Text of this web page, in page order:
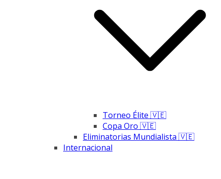
Torneo Élite 🇻🇪
Copa Oro 🇻🇪
Eliminatorias Mundialista 🇻🇪
Internacional